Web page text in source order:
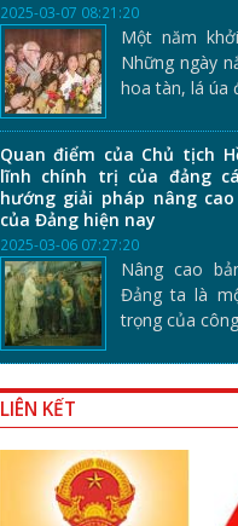
2025-03-07 08:21:20
Một năm
Những ngày
hoa tàn, lá úa
Quan điểm của Chủ tịch
lĩnh chính trị của đảng
hướng giải pháp nâng
của Đảng hiện nay
2025-03-06 07:27:20
Nâng cao
Đảng ta là
trọng của
LIÊN KẾT